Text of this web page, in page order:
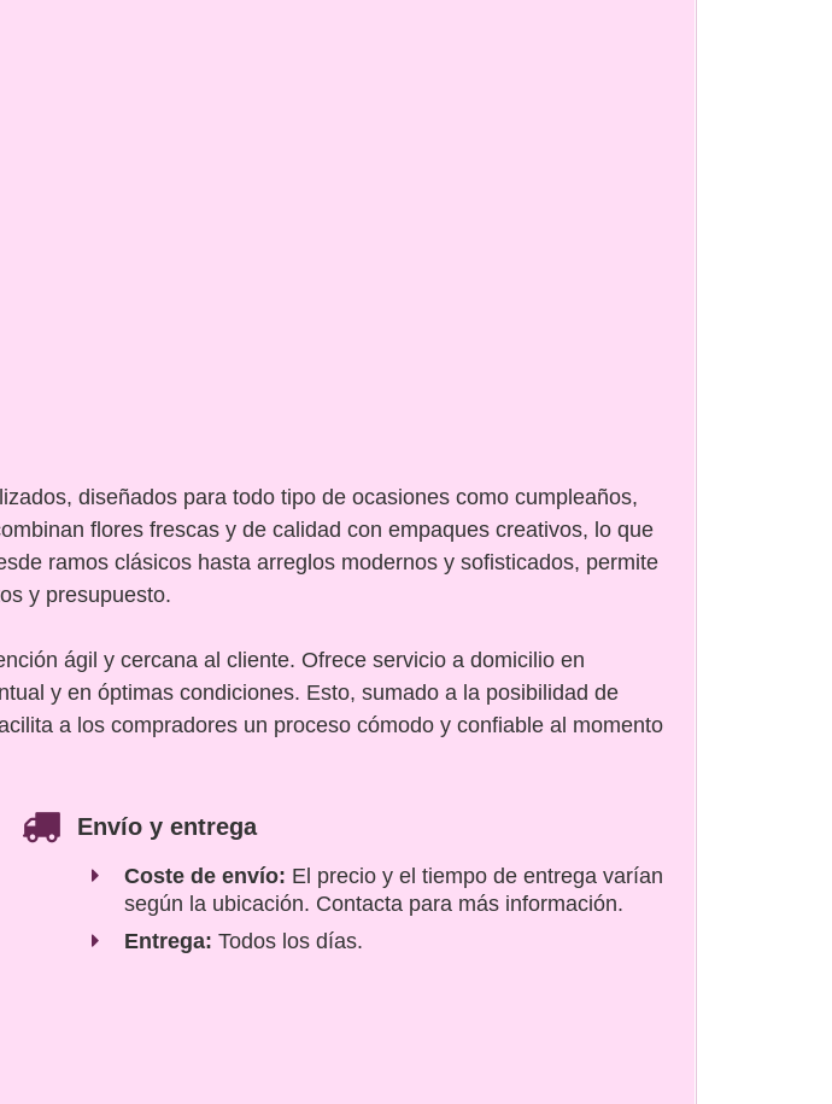
diseñados para todo tipo de ocasiones como cumpleaños,
flores frescas y de calidad con empaques creativos, lo que
ramos clásicos hasta arreglos modernos y sofisticados, permite
y presupuesto.
ágil y cercana al cliente. Ofrece servicio a domicilio en
y en óptimas condiciones. Esto, sumado a la posibilidad de
a los compradores un proceso cómodo y confiable al momento
Envío y entrega
Coste de envío: El precio y el tiempo de entrega varían
según la ubicación. Contacta para más información.
Entrega: Todos los días.